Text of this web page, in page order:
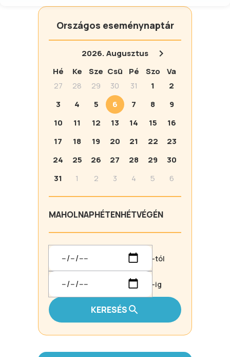
Országos eseménynaptár
2026.Augusztus
Hé
Ke Sze Csü Pé Szo
Va
27
28 29 30 31 1
2
3
4 5 6 7 8
9
10
11 12 13 14 15
16
17
18 19 20 21 22
23
24
25 26 27 28 29
30
31
1 2 3 4 5 6
MAHOLNAPHÉTENHÉTVÉGÉN
-tól
-ig
KERESÉS